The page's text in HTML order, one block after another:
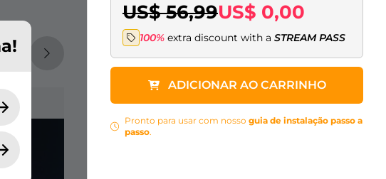
US$ 56,99US$ 0,00
100% extra discount with a STREAM PASS
ADICIONAR AO CARRINHO
Pronto para usar com nossoguia de instalação passo a
passo.